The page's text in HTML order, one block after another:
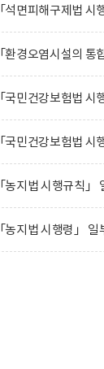
「석면피해구제법
「환경오염시설의
「국민건강보험법
「국민건강보험법
「농지법 시행규칙
「농지법 시행령」